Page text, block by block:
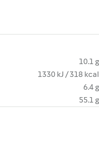
10.1 g
1330 kJ / 318 kcal
6.4 g
55.1 g